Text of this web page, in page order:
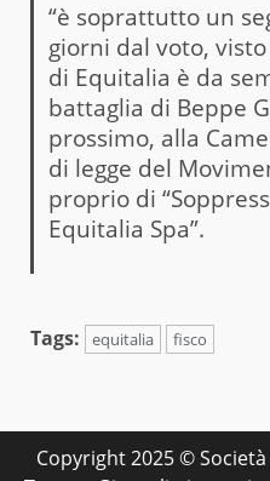
“è soprattutto un
giorni dal voto,
di Equitalia è da
battaglia di Beppe
prossimo, alla
di legge del
proprio di
Equitalia Spa”.
Tags: equitalia fisco
Copyright 2025 ©